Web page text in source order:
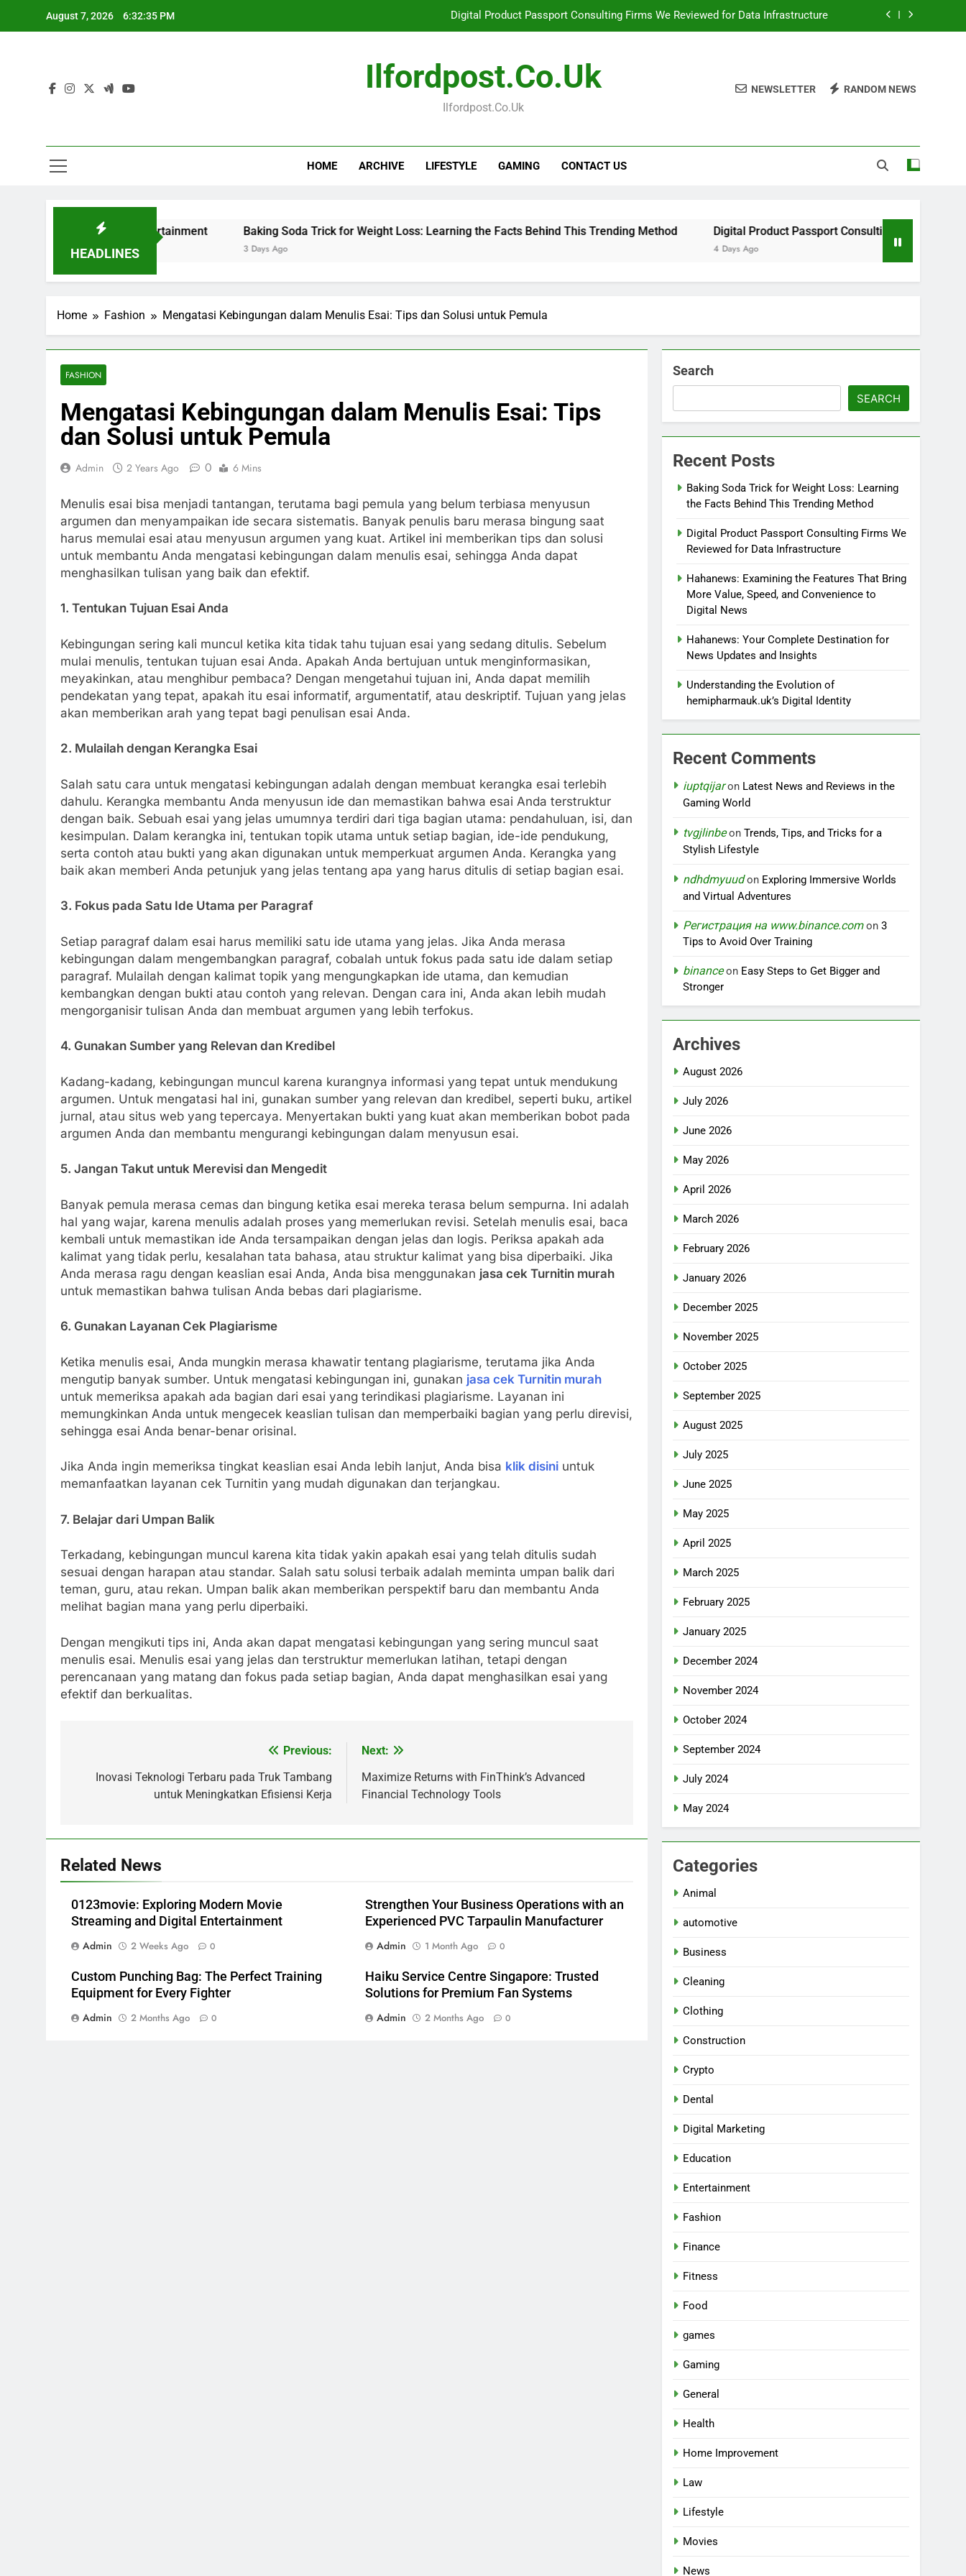
August 7, 2026 6:32:36 PM Digital Product Passport Consulting Firms We Reviewed for Data Infrastructure
Hahanews: Your Complete Destination for News Updates and Insights
Baking Soda Trick for Weight Loss: Learning the Facts Behind This Trending Method
Hahanews: Examining the Features That Bring More Value, Speed, and Convenience to Digital News
Ilfordpost.co.uk
Ilfordpost.co.uk
NEWSLETTER RANDOM NEWS
HOME ARCHIVE LIFESTYLE GAMING CONTACT US
HEADLINES
and Digital Entertainment Baking Soda Trick for Weight Loss: Learning the Facts Behind This Trending Method Digital Product Passport Consulting Firms We Reviewed for
Home Fashion Mengatasi Kebingungan dalam Menulis Esai: Tips dan Solusi untuk Pemula
FASHION
Mengatasi Kebingungan dalam Menulis Esai: Tips
dan Solusi untuk Pemula
Admin 2 Years Ago 0 6 Mins
Menulis esai bisa menjadi tantangan, terutama bagi pemula yang belum terbiasa menyusun
argumen dan menyampaikan ide secara sistematis. Banyak penulis baru merasa bingung saat
harus memulai esai atau menyusun argumen yang kuat. Artikel ini memberikan tips dan solusi
untuk membantu Anda mengatasi kebingungan dalam menulis esai, sehingga Anda dapat
menghasilkan tulisan yang baik dan efektif.
1. Tentukan Tujuan Esai Anda
Kebingungan sering kali muncul ketika kita tidak tahu tujuan esai yang sedang ditulis. Sebelum
mulai menulis, tentukan tujuan esai Anda. Apakah Anda bertujuan untuk menginformasikan,
meyakinkan, atau menghibur pembaca? Dengan mengetahui tujuan ini, Anda dapat memilih
pendekatan yang tepat, apakah itu esai informatif, argumentatif, atau deskriptif. Tujuan yang jelas
akan memberikan arah yang tepat bagi penulisan esai Anda.
2. Mulailah dengan Kerangka Esai
Salah satu cara untuk mengatasi kebingungan adalah dengan membuat kerangka esai terlebih
dahulu. Kerangka membantu Anda menyusun ide dan memastikan bahwa esai Anda terstruktur
dengan baik. Sebuah esai yang jelas umumnya terdiri dari tiga bagian utama: pendahuluan, isi, dan
kesimpulan. Dalam kerangka ini, tentukan topik utama untuk setiap bagian, ide-ide pendukung,
serta contoh atau bukti yang akan digunakan untuk memperkuat argumen Anda. Kerangka yang
baik akan memberi Anda petunjuk yang jelas tentang apa yang harus ditulis di setiap bagian esai.
3. Fokus pada Satu Ide Utama per Paragraf
Setiap paragraf dalam esai harus memiliki satu ide utama yang jelas. Jika Anda merasa
kebingungan dalam mengembangkan paragraf, cobalah untuk fokus pada satu ide dalam setiap
paragraf. Mulailah dengan kalimat topik yang mengungkapkan ide utama, dan kemudian
kembangkan dengan bukti atau contoh yang relevan. Dengan cara ini, Anda akan lebih mudah
mengorganisir tulisan Anda dan membuat argumen yang lebih terfokus.
4. Gunakan Sumber yang Relevan dan Kredibel
Kadang-kadang, kebingungan muncul karena kurangnya informasi yang tepat untuk mendukung
argumen. Untuk mengatasi hal ini, gunakan sumber yang relevan dan kredibel, seperti buku, artikel
jurnal, atau situs web yang tepercaya. Menyertakan bukti yang kuat akan memberikan bobot pada
argumen Anda dan membantu mengurangi kebingungan dalam menyusun esai.
5. Jangan Takut untuk Merevisi dan Mengedit
Banyak pemula merasa cemas dan bingung ketika esai mereka terasa belum sempurna. Ini adalah
hal yang wajar, karena menulis adalah proses yang memerlukan revisi. Setelah menulis esai, baca
kembali untuk memastikan ide Anda tersampaikan dengan jelas dan logis. Periksa apakah ada
kalimat yang tidak perlu, kesalahan tata bahasa, atau struktur kalimat yang bisa diperbaiki. Jika
Anda merasa ragu dengan keaslian esai Anda, Anda bisa menggunakan jasa cek Turnitin murah
untuk memastikan bahwa tulisan Anda bebas dari plagiarisme.
6. Gunakan Layanan Cek Plagiarisme
Ketika menulis esai, Anda mungkin merasa khawatir tentang plagiarisme, terutama jika Anda
mengutip banyak sumber. Untuk mengatasi kebingungan ini, gunakan jasa cek Turnitin murah
untuk memeriksa apakah ada bagian dari esai yang terindikasi plagiarisme. Layanan ini
memungkinkan Anda untuk mengecek keaslian tulisan dan memperbaiki bagian yang perlu direvisi,
sehingga esai Anda benar-benar orisinal.
Jika Anda ingin memeriksa tingkat keaslian esai Anda lebih lanjut, Anda bisa klik disini untuk
memanfaatkan layanan cek Turnitin yang mudah digunakan dan terjangkau.
7. Belajar dari Umpan Balik
Terkadang, kebingungan muncul karena kita tidak yakin apakah esai yang telah ditulis sudah
sesuai dengan harapan atau standar. Salah satu solusi terbaik adalah meminta umpan balik dari
teman, guru, atau rekan. Umpan balik akan memberikan perspektif baru dan membantu Anda
melihat bagian mana yang perlu diperbaiki.
Dengan mengikuti tips ini, Anda akan dapat mengatasi kebingungan yang sering muncul saat
menulis esai. Menulis esai yang jelas dan terstruktur memerlukan latihan, tetapi dengan
perencanaan yang matang dan fokus pada setiap bagian, Anda dapat menghasilkan esai yang
efektif dan berkualitas.
navigation
Previous:
Inovasi Teknologi Terbaru pada Truk Tambang
untuk Meningkatkan Efisiensi Kerja
Next:
Maximize Returns with FinThink’s Advanced
Financial Technology Tools
Related News
0123movie: Exploring Modern Movie
Streaming and Digital Entertainment
Admin
2 Weeks Ago 0
Strengthen Your Business Operations with an
Experienced PVC Tarpaulin Manufacturer
Admin
1 Month Ago 0
Custom Punching Bag: The Perfect Training
Equipment for Every Fighter
Admin
2 Months Ago 0
Haiku Service Centre Singapore: Trusted
Solutions for Premium Fan Systems
Admin
2 Months Ago 0
Search
SEARCH
Recent Posts
Baking Soda Trick for Weight Loss: Learning
the Facts Behind This Trending Method
Digital Product Passport Consulting Firms We
Reviewed for Data Infrastructure
Hahanews: Examining the Features That Bring
More Value, Speed, and Convenience to
Digital News
Hahanews: Your Complete Destination for
News Updates and Insights
Understanding the Evolution of
hemipharmauk.uk’s Digital Identity
Recent Comments
iuptqijaron Latest News and Reviews in the
Gaming World
tvgjlinbeonTrends, Tips, and Tricks for a
Stylish Lifestyle
ndhdmyuudon Exploring Immersive Worlds
and Virtual Adventures
Регистрация на www.binance.comon3
Tips to Avoid Over Training
binanceon Easy Steps to Get Bigger and
Stronger
Archives
August 2026
July 2026
June 2026
May 2026
April 2026
March 2026
February 2026
January 2026
December 2025
November 2025
October 2025
September 2025
August 2025
July 2025
June 2025
May 2025
April 2025
March 2025
February 2025
January 2025
December 2024
November 2024
October 2024
September 2024
July 2024
May 2024
Categories
Animal
automotive
Business
Cleaning
Clothing
Construction
Crypto
Dental
Digital Marketing
Education
Entertainment
Fashion
Finance
Fitness
Food
games
Gaming
General
Health
Home Improvement
Law
Lifestyle
Movies
News